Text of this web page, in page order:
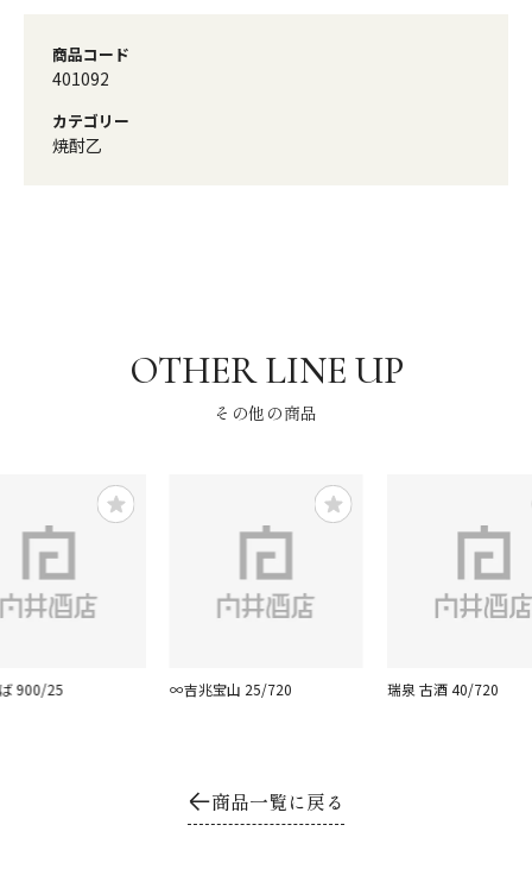
商品コード
401092
カテゴリー
焼酎乙
その他の商品
900/25 ∞吉兆宝山 25/720 瑞泉 古酒 40/720
商品一覧に戻る